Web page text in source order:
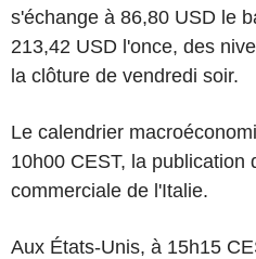
s'échange à 86,80 USD le
213,42 USD l'once, des
la clôture de vendredi soir.
Le calendrier
10h00 CEST, la publication
commerciale de l'Italie.
Aux États-Unis, à 15h15